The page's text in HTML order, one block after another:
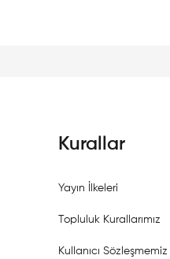
Kurallar
Yayın İlkeleri
Topluluk Kurallarımız
Kullanıcı Sözleşmemiz